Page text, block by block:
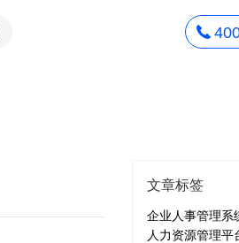
文章标签
企业人事管理系
人力资源管理平